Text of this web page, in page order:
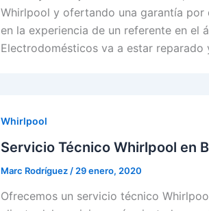
Whirlpool y ofertando una garantía
en la experiencia de un referente en el
Electrodomésticos va a estar reparado
Whirlpool
Servicio Técnico Whirlpool en
Marc Rodríguez / 29 enero, 2020
Ofrecemos un servicio técnico